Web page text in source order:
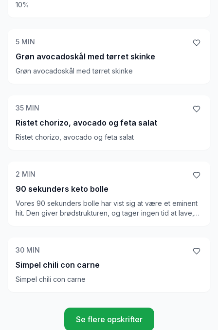
10%
5 MIN
Grøn avocadoskål med tørret skinke
Grøn avocadoskål med tørret skinke
35 MIN
Ristet chorizo, avocado og feta salat
Ristet chorizo, avocado og feta salat
2 MIN
90 sekunders keto bolle
Vores 90 sekunders bolle har vist sig at være et eminent
hit. Den giver brødstrukturen, og tager ingen tid at lave,
30 MIN
Simpel chili con carne
Simpel chili con carne
Se flere opskrifter